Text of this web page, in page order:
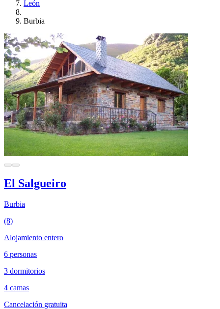
León
Burbia
El Salgueiro
Burbia
(8)
Alojamiento entero
6 personas
3 dormitorios
4 camas
Cancelación gratuita